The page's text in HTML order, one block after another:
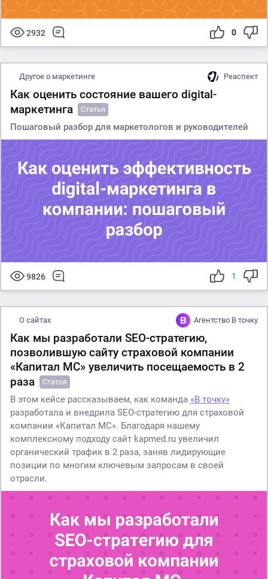
2932 0
Другое о маркетинге Реаспект
Как оценить состояние вашего digital-
маркетинга
Статья
Пошаговый разбор для маркетологов и руководителей
9826 1
О сайтах Агентство В точку
Как мы разработали SEO-стратегию,
позволившую сайту страховой компании
«Капитал МС» увеличить посещаемость в 2
раза
Статья
В этом кейсе рассказываем, как команда «В точку»
разработала и внедрила SEO-стратегию для страховой
компании «Капитал МС». Благодаря нашему
комплексному подходу сайт kapmed.ru увеличил
органический трафик в 2 раза, заняв лидирующие
позиции по многим ключевым запросам в своей
отрасли.